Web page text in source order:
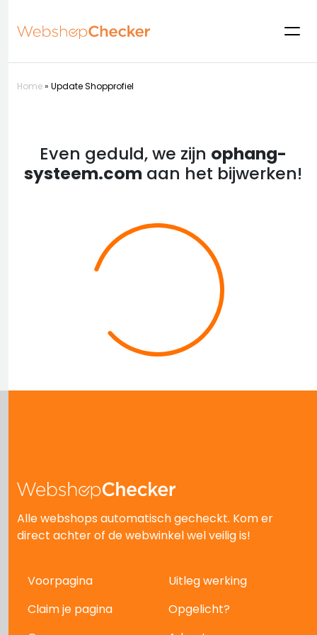
Home» Update Shopprofiel
Even geduld, we zijn ophang-
systeem.com aan het bijwerken!
Alle webshops automatisch gecheckt. Kom er
direct achter of de webwinkel wel veilig is!
Voorpagina
Uitleg werking
Claim je pagina
Opgelicht?